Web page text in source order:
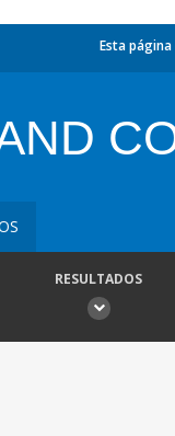
Esta página
RESULTADOS